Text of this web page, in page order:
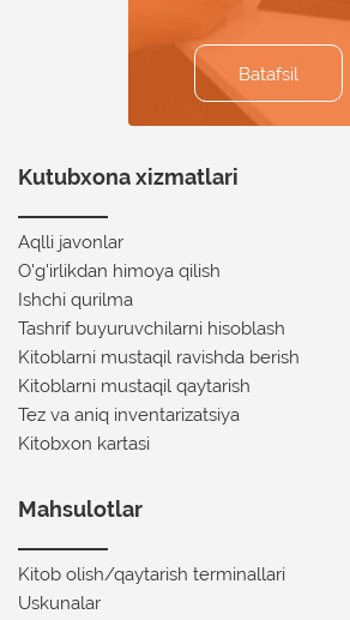
Batafsil
Batafsil
Batafsil
Batafsil
Batafsil
Kutubxona xizmatlari
Aqlli javonlar
O'g'irlikdan himoya qilish
Ishchi qurilma
Tashrif buyuruvchilarni hisoblash
Kitoblarni mustaqil ravishda berish
Kitoblarni mustaqil qaytarish
Tez va aniq inventarizatsiya
Kitobxon kartasi
Mahsulotlar
Kitob olish/qaytarish terminallari
Uskunalar